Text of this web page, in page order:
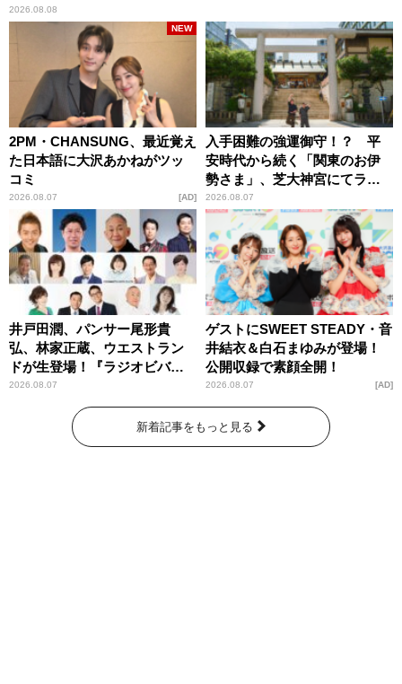
2026.08.08
2PM・CHANSUNG、最近覚え
た日本語に大沢あかねがツッ
コミ
2026.08.07
NEW
AD
入手困難の強運御守！？ 平
安時代から続く「関東のお伊
勢さま」、芝大神宮にてラン
パンプスが合格祈願！
2026.08.07
井戸田潤、パンサー尾形貴
弘、林家正蔵、ウエストラン
ドが生登場！『ラジオビバリ
ー昼ズ』
2026.08.07
ゲストにSWEET STEADY・音
井結衣＆白石まゆみが登場！
公開収録で素顔全開！
2026.08.07 AD
新着記事をもっと見る